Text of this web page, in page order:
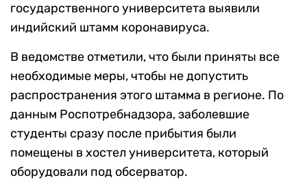
государственного университета выявили
индийский штамм коронавируса.
В ведомстве отметили, что были приняты все
необходимые меры, чтобы не допустить
распространения этого штамма в регионе. По
данным Роспотребнадзора, заболевшие
студенты сразу после прибытия были
помещены в хостел университета, который
оборудовали под обсерватор.